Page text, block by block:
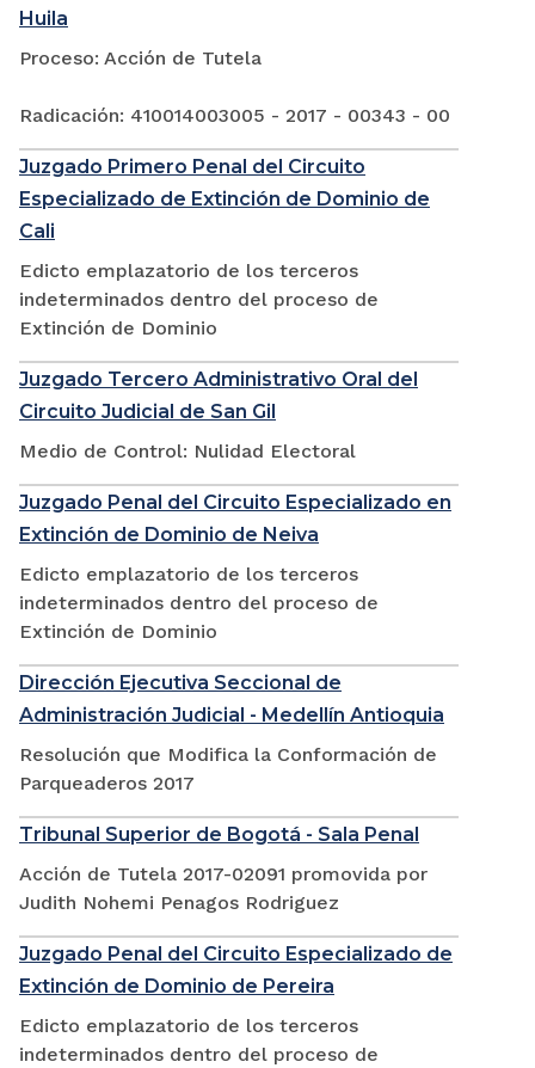
Huila
Proceso: Acción de Tutela
Radicación: 410014003005 - 2017 - 00343 - 00
Juzgado Primero Penal del Circuito
Especializado de Extinción de Dominio de
Cali
Edicto emplazatorio de los terceros
indeterminados dentro del proceso de
Extinción de Dominio
Juzgado Tercero Administrativo Oral del
Circuito Judicial de San Gil
Medio de Control: Nulidad Electoral
Juzgado Penal del Circuito Especializado en
Extinción de Dominio de Neiva
Edicto emplazatorio de los terceros
indeterminados dentro del proceso de
Extinción de Dominio
Dirección Ejecutiva Seccional de
Administración Judicial - Medellín Antioquia
Resolución que Modifica la Conformación de
Parqueaderos 2017
Tribunal Superior de Bogotá - Sala Penal
Acción de Tutela 2017-02091 promovida por
Judith Nohemi Penagos Rodriguez
Juzgado Penal del Circuito Especializado de
Extinción de Dominio de Pereira
Edicto emplazatorio de los terceros
indeterminados dentro del proceso de